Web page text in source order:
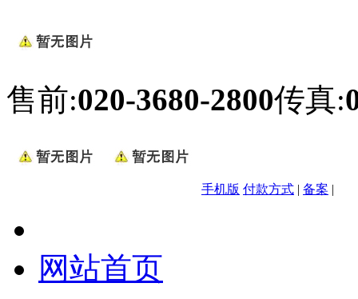
售前:020-3680-2800传真:
手机版 付款方式 | 备案 |
网站首页